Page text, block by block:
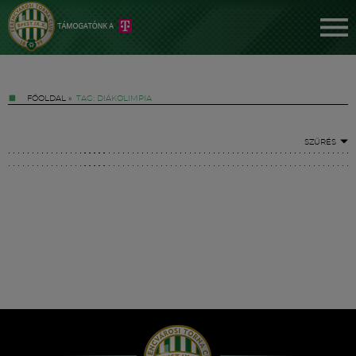
FŐOLDAL » TAG: DIÁKOLIMPIA
SZŰRÉS
Hírek